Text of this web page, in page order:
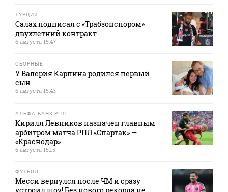
ТУРЦИЯ
Салах подписал с «Трабзонспором»
двухлетний контракт
6 августа 15:47
СБОРНЫЕ
У Валерия Карпина родился первый
сын
6 августа 15:43
АЛЬФА-БАНК РПЛ
Кирилл Левников назначен главным
арбитром матча РПЛ «Спартак» —
«Краснодар»
6 августа 15:15
ФУТБОЛ
Месси вернулся после ЧМ и сразу
устроил шоу! Без нового рекорда не